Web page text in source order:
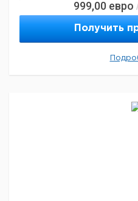
Количество мест
2
Объем
50
пробирок:
999,00 евро
Получить